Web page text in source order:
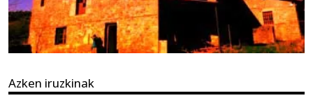
Azken iruzkinak